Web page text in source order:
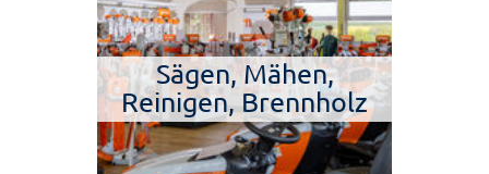
Sägen, Mähen,
Reinigen, Brennholz